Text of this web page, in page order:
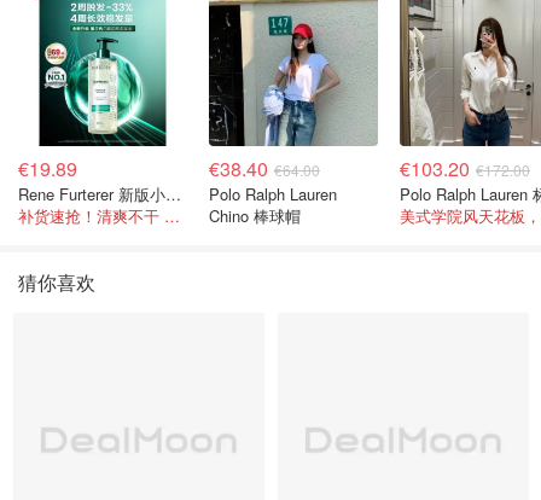
€19.89
Rene Furterer 新版小白珠洗发水 500ml
补货速抢！清爽不干 蓬松强韧秀发
€38.40 €64.00
Polo Ralph Lauren
Chino 棒球帽
€103.20 €172.00
猜你喜欢